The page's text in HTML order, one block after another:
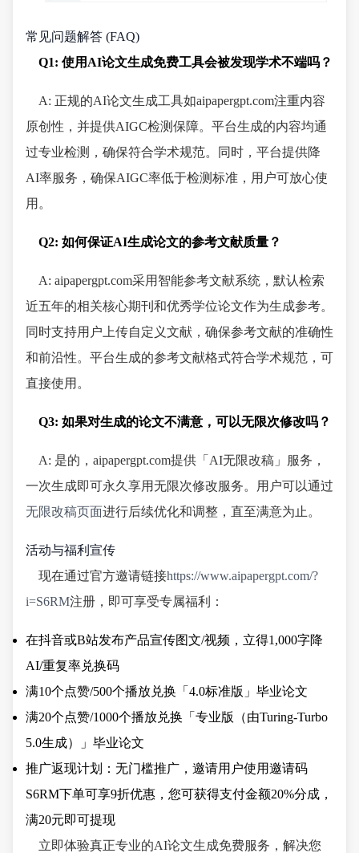
常见问题解答 (FAQ)
Q1: 使用AI论文生成免费工具会被发现学术不端吗？
A: 正规的AI论文生成工具如aipapergpt.com注重内容
原创性，并提供AIGC检测保障。平台生成的内容均通
过专业检测，确保符合学术规范。同时，平台提供降
AI率服务，确保AIGC率低于检测标准，用户可放心使
用。
Q2: 如何保证AI生成论文的参考文献质量？
A: aipapergpt.com采用智能参考文献系统，默认检索
近五年的相关核心期刊和优秀学位论文作为生成参考。
同时支持用户上传自定义文献，确保参考文献的准确性
和前沿性。平台生成的参考文献格式符合学术规范，可
直接使用。
Q3: 如果对生成的论文不满意，可以无限次修改吗？
A: 是的，aipapergpt.com提供「AI无限改稿」服务，
一次生成即可永久享用无限次修改服务。用户可以通过
无限改稿页面进行后续优化和调整，直至满意为止。
活动与福利宣传
现在通过官方邀请链接https://www.aipapergpt.com/?
i=S6RM注册，即可享受专属福利：
在抖音或B站发布产品宣传图文/视频，立得1,000字降
AI/重复率兑换码
满10个点赞/500个播放兑换「4.0标准版」毕业论文
满20个点赞/1000个播放兑换「专业版（由Turing-Turbo
5.0生成）」毕业论文
推广返现计划：无门槛推广，邀请用户使用邀请码
S6RM下单可享9折优惠，您可获得支付金额20%分成，
满20元即可提现
立即体验真正专业的AI论文生成免费服务，解决您